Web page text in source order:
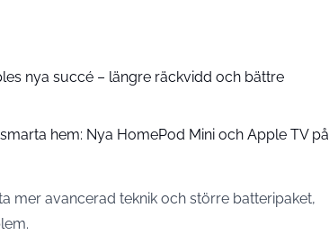
nya succé – längre räckvidd och bättre
hem: Nya HomePod Mini och Apple TV på
mer avancerad teknik och större batteripaket,